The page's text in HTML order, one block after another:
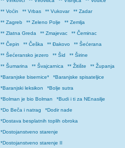
** Voćin
** Vrbas ** Vukovar
** Zadar
** Zagreb
** Zeleno Polje
** Zemlja
** Zlatna Greda
** Zmajevac
** Čeminac
** Čepin
** Češka ** Đakovo
** Šećerana
** Šećeransko jezero
** Šid
** Širine
** Šumarina
** Švajcarnica ** Žitište
** Županja
*Baranjske bisernice*
*Baranjske spisateljice
*Baranjski leksikon
*Bolje sutra
*Bolman je bio Bolman
*Budi i ti za NEnasilje
*Do Beča i natrag
*Dodir nade
*Dostava besplatnih toplih obroka
*Dostojanstveno starenje
*Dostojanstveno starenje II